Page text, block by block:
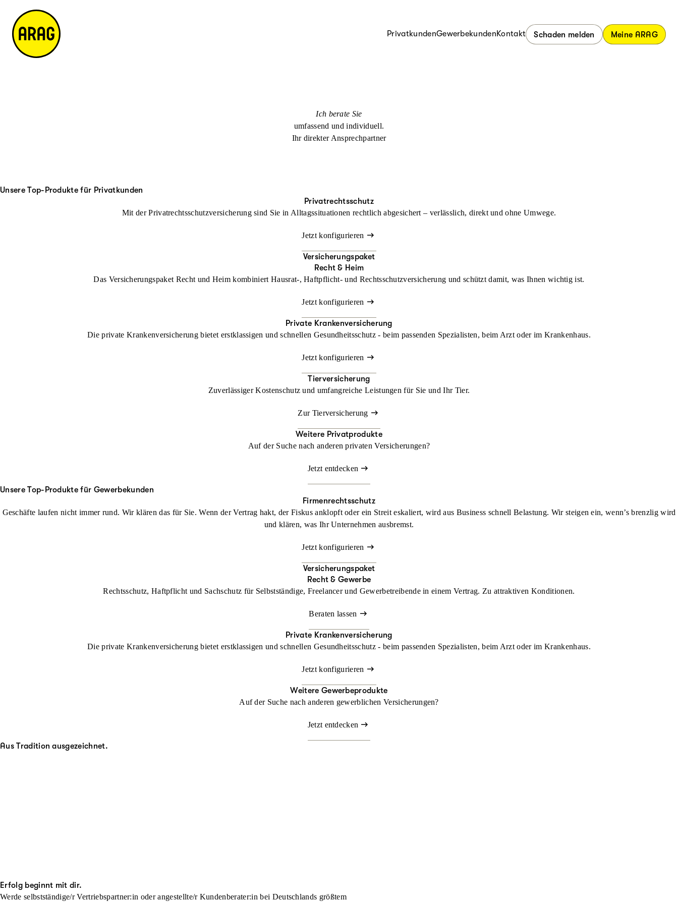
PrivatkundenGewerbekundenKontakt Schaden melden Meine ARAG
Ich berate Sie
umfassend und individuell.
Ihr direkter Ansprechpartner
Unsere Top-Produkte für Privatkunden
Privatrechtsschutz
Mit der Privatrechtsschutzversicherung sind Sie in Alltagssituationen rechtlich abgesichert – verlässlich, direkt und ohne Umwege.
Jetzt konfigurieren
Versicherungspaket
Recht & Heim
Das Versicherungspaket Recht und Heim kombiniert Hausrat-, Haftpflicht- und Rechtsschutzversicherung und schützt damit, was Ihnen wichtig ist.
Jetzt konfigurieren
Private Krankenversicherung
Die private Krankenversicherung bietet erstklassigen und schnellen Gesundheitsschutz - beim passenden Spezialisten, beim Arzt oder im Krankenhaus.
Jetzt konfigurieren
Tierversicherung
Zuverlässiger Kostenschutz und umfangreiche Leistungen für Sie und Ihr Tier.
Zur Tierversicherung
Weitere Privatprodukte
Auf der Suche nach anderen privaten Versicherungen?
Jetzt entdecken
Unsere Top-Produkte für Gewerbekunden
Firmenrechtsschutz
Geschäfte laufen nicht immer rund. Wir klären das für Sie. Wenn der Vertrag hakt, der Fiskus anklopft oder ein Streit eskaliert, wird aus Business schnell Belastung. Wir steigen ein, wenn’s brenzlig wird
und klären, was Ihr Unternehmen ausbremst.
Jetzt konfigurieren
Versicherungspaket
Recht & Gewerbe
Rechtsschutz, Haftpflicht und Sachschutz für Selbstständige, Freelancer und Gewerbetreibende in einem Vertrag. Zu attraktiven Konditionen.
Beraten lassen
Private Krankenversicherung
Die private Krankenversicherung bietet erstklassigen und schnellen Gesundheitsschutz - beim passenden Spezialisten, beim Arzt oder im Krankenhaus.
Jetzt konfigurieren
Weitere Gewerbeprodukte
Auf der Suche nach anderen gewerblichen Versicherungen?
Jetzt entdecken
Aus Tradition ausgezeichnet.
Erfolg beginnt mit dir.
Werde selbstständige/r Vertriebspartner:in oder angestellte/r Kundenberater:in bei Deutschlands größtem